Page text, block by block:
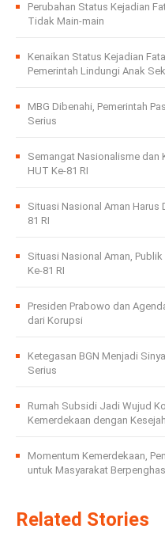
Perubahan Status Kejadian
Tidak Main-main
Kenaikan Status Kejadian
Pemerintah Lindungi Anak
MBG Dibenahi, Pemerintah
Serius
Semangat Nasionalisme dan
HUT Ke-81 RI
Situasi Nasional Aman
81 RI
Situasi Nasional Aman,
Ke-81 RI
Presiden Prabowo dan
dari Korupsi
Ketegasan BGN Menjadi
Serius
Rumah Subsidi Jadi Wujud
Kemerdekaan dengan
Momentum Kemerdekaan,
untuk Masyarakat
Related Stories